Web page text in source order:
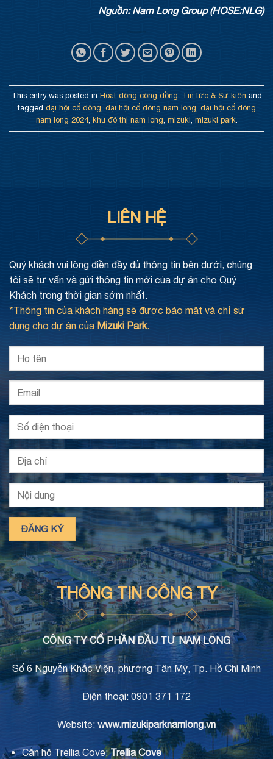
Nguồn: Nam Long Group (HOSE:NLG)
This entry was posted in Hoạt động cộng đồng, Tin tức & Sự kiện and
tagged đại hội cổ đông, đại hội cổ đông nam long, đại hội cổ đông
nam long 2024, khu đô thị nam long, mizuki, mizuki park.
LIÊN HỆ
Quý khách vui lòng điền đầy đủ thông tin bên dưới, chúng
tôi sẽ tư vấn và gửi thông tin mới của dự án cho Quý
Khách trong thời gian sớm nhất.
*Thông tin của khách hàng sẽ được bảo mật và chỉ sử
dụng cho dự án của Mizuki Park.
THÔNG TIN CÔNG TY
CÔNG TY CỔ PHẦN ĐẦU TƯ NAM LONG
Số 6 Nguyễn Khắc Viện, phường Tân Mỹ, Tp. Hồ Chí Minh
Điện thoại: 0901 371 172
Website: www.mizukiparknamlong.vn
Căn hộ Trellia Cove:Trellia Cove